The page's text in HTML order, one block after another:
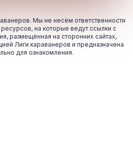
Мы не несём ответственности
на которые ведут ссылки с
размещённая на сторонних сайтах,
Лиги караванеров и предназначена
для ознакомления.